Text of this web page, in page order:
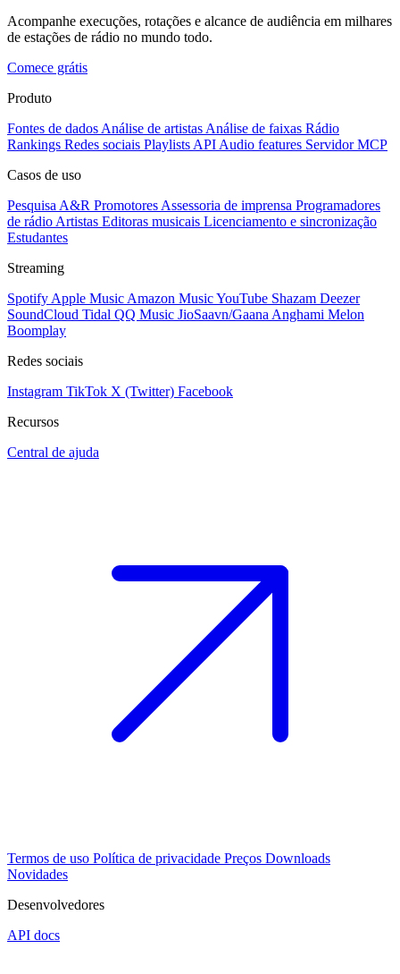
Acompanhe execuções, rotações e alcance de audiência em milhares
de estações de rádio no mundo todo.
Comece grátis
Produto
Fontes de dados Análise de artistas Análise de faixas Rádio
Rankings Redes sociais Playlists API Audio features Servidor MCP
Casos de uso
Pesquisa A&R Promotores Assessoria de imprensa Programadores
de rádio Artistas Editoras musicais Licenciamento e sincronização
Estudantes
Streaming
Spotify Apple Music Amazon MusicYouTube Shazam Deezer
SoundCloud Tidal QQ Music JioSaavn/Gaana Anghami Melon
Boomplay
Redes sociais
Instagram TikTok X (Twitter) Facebook
Recursos
Central de ajuda
Termos de uso Política de privacidade Preços Downloads
Novidades
Desenvolvedores
API docs